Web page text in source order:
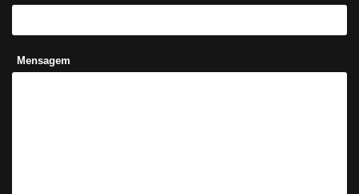
Mensagem